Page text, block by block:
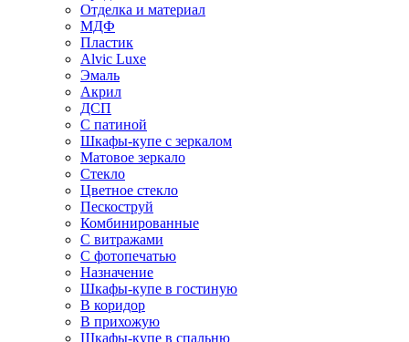
Отделка и материал
МДФ
Пластик
Alvic Luxe
Эмаль
Акрил
ДСП
С патиной
Шкафы-купе с зеркалом
Матовое зеркало
Стекло
Цветное стекло
Пескоструй
Комбинированные
С витражами
С фотопечатью
Назначение
Шкафы-купе в гостиную
В коридор
В прихожую
Шкафы-купе в спальню